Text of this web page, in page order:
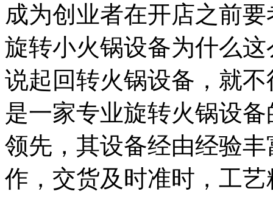
成为创业者在开店之前
旋转小火锅设备为什么这
说起回转火锅设备，就
是一家专业旋转火锅设
领先，其设备经由经验
作，交货及时准时，工